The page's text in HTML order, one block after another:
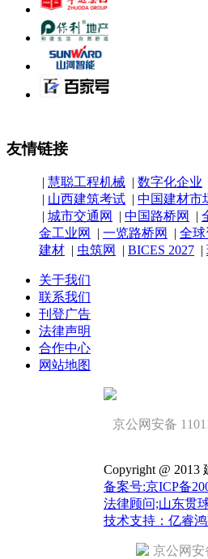
友情链接
| 慧聪工程机械 | 数字化企业
| 山西建筑考试 | 中国建材市
| 城市交通网 | 中国路桥网 |
金工业网
| 一览路桥网 | 全球
建材 | 虫筑网 | BICES 2027 |
关于我们
联系我们
刊登广告
法律声明
合作中心
网站地图
京公网安备
Copyright @
备案号:京ICP备
法律顾问;山东贯
技术支持：亿睿鸿
京公网安